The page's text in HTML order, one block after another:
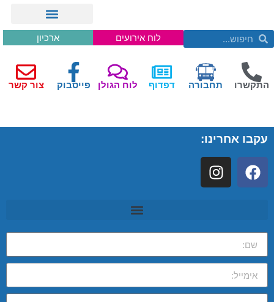
לוח אירועים ארכיון
התקשרו תחבורה דפדוף לוח הגולן פייסבוק צור קשר
עקבו אחרינו: